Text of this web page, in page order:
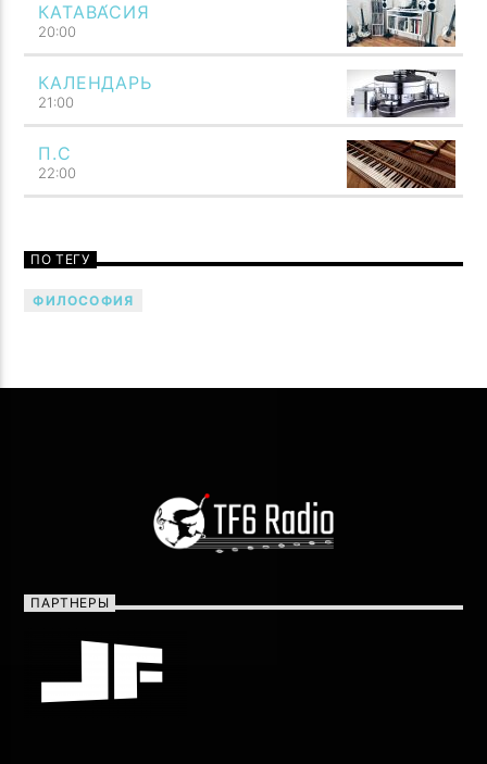
КАТАВА́СИЯ
20:00
КАЛЕНДАРЬ
21:00
П.С
22:00
ПО ТЕГУ
ФИЛОСОФИЯ
ПАРТНЕРЫ